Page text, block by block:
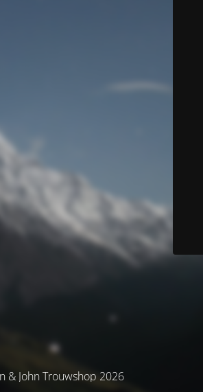
& John Trouwshop 2026